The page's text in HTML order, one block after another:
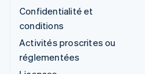
Confidentialité et
conditions
Activités proscrites ou
réglementées